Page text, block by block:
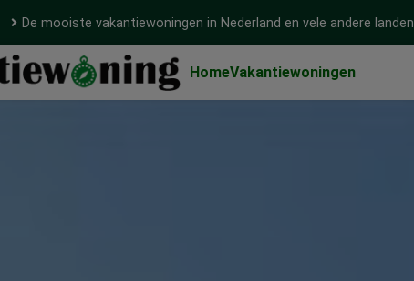
De mooiste vakantiewoningen in Nederland en vele andere landen
HomeVakantiewoningen